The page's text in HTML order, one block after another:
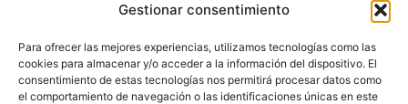
Gestionar consentimiento
Para ofrecer las mejores experiencias, utilizamos tecnologías como las
cookies para almacenar y/o acceder a la información del dispositivo. El
consentimiento de estas tecnologías nos permitirá procesar datos como
el comportamiento de navegación o las identificaciones únicas en este
Aviso legal
Declaración de accesibilidad
Política de cookies (UE)